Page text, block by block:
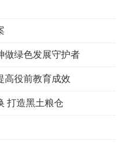
做绿色发展守护者
高役前教育成效
打造黑土粮仓